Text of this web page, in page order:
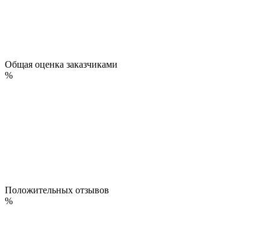
Общая оценка заказчиками
%
Положительных отзывов
%